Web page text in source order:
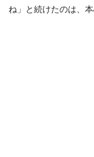
ね」と続けたのは、本